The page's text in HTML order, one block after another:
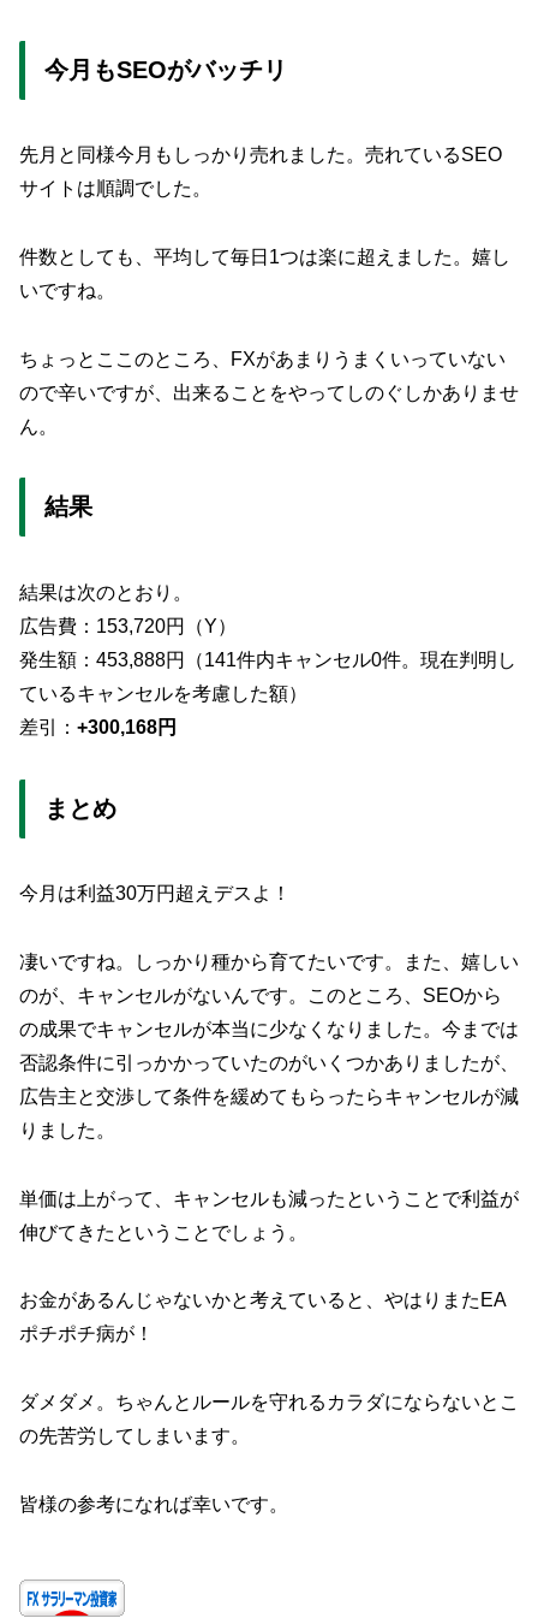
今月もSEOがバッチリ
先月と同様今月もしっかり売れました。売れているSEO
サイトは順調でした。
件数としても、平均して毎日1つは楽に超えました。嬉し
いですね。
ちょっとここのところ、FXがあまりうまくいっていない
ので辛いですが、出来ることをやってしのぐしかありませ
ん。
結果
結果は次のとおり。
広告費：153,720円（Y）
発生額：453,888円（141件内キャンセル0件。現在判明し
ているキャンセルを考慮した額）
差引： +300,168円
まとめ
今月は利益30万円超えデスよ！
凄いですね。しっかり種から育てたいです。また、嬉しい
のが、キャンセルがないんです。このところ、SEOから
の成果でキャンセルが本当に少なくなりました。今までは
否認条件に引っかかっていたのがいくつかありましたが、
広告主と交渉して条件を緩めてもらったらキャンセルが減
りました。
単価は上がって、キャンセルも減ったということで利益が
伸びてきたということでしょう。
お金があるんじゃないかと考えていると、やはりまたEA
ポチポチ病が！
ダメダメ。ちゃんとルールを守れるカラダにならないとこ
の先苦労してしまいます。
皆様の参考になれば幸いです。